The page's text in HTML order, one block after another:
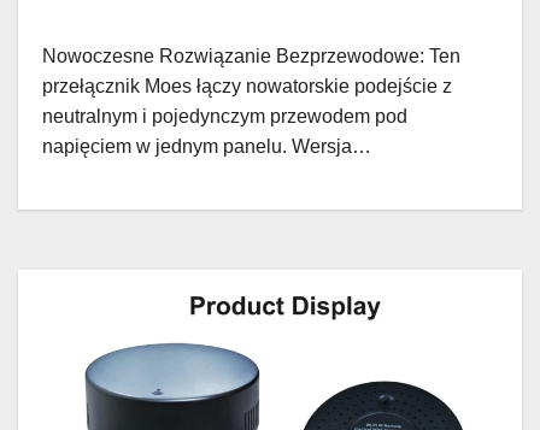
Nowoczesne Rozwiązanie Bezprzewodowe: Ten
przełącznik Moes łączy nowatorskie podejście z
neutralnym i pojedynczym przewodem pod
napięciem w jednym panelu. Wersja…